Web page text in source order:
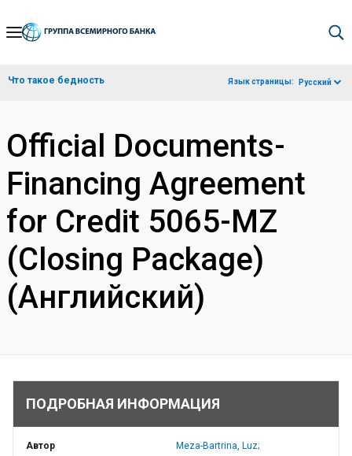
Skip
Navigation
Что такое бедность Язык страницы: Русский
Official Documents-
Financing Agreement
for Credit 5065-MZ
(Closing Package)
(Английский)
ПОДРОБНАЯ ИНФОРМАЦИЯ
Автор Meza-Bartrina, Luz;